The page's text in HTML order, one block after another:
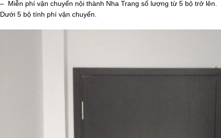
– Miễn phí vận chuyển nội thành Nha Trang số lượng từ 5 bộ trở lên.
Dưới 5 bộ tính phí vận chuyển.